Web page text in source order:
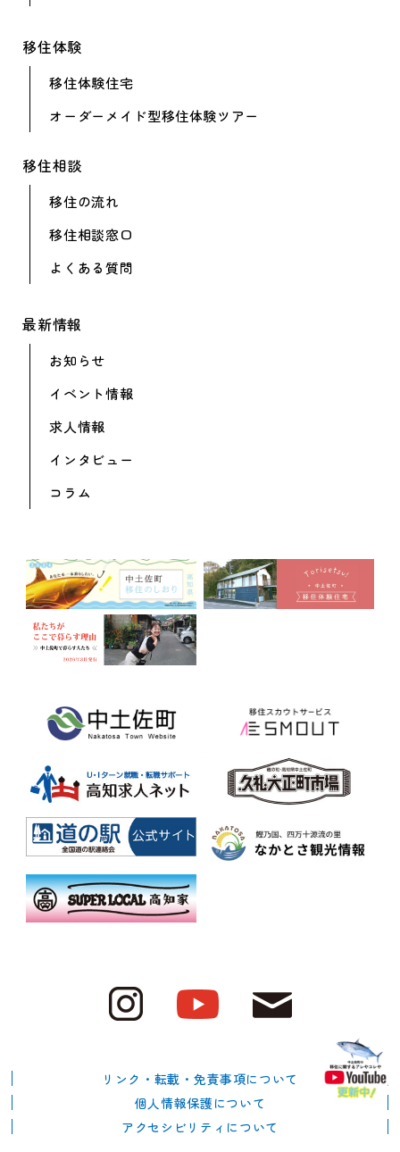
移住体験
移住体験住宅
オーダーメイド型移住体験ツアー
移住相談
移住の流れ
移住相談窓口
よくある質問
最新情報
お知らせ
イベント情報
求人情報
インタビュー
コラム
リンク・転載・免責事項について
個人情報保護について
アクセシビリティについて